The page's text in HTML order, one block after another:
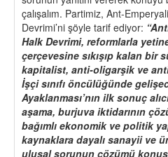
çalışalım. Partimiz, Ant-
Devrimi’ni şöyle tarif ediyor:
Halk Devrimi, reformlarla
çerçevesine sıkışıp kalan bir
kapitalist, anti-oligarşik ve
İşçi sınıfı öncülüğünde
Ayaklanması’nın ilk sonuç
aşama, burjuva iktidarının
bağımlı ekonomik ve politik
kaynaklara dayalı sanayii ve
ulusal sorunun çözümü